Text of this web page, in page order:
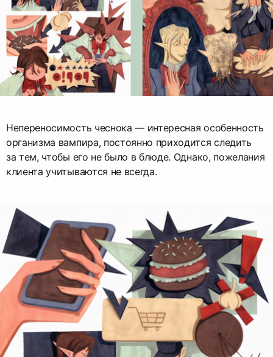
Непереносимость чеснока — интересная особенность
организма вампира, постоянно приходится следить
за тем, чтобы его не было в блюде. Однако, пожелания
клиента учитываются не всегда.